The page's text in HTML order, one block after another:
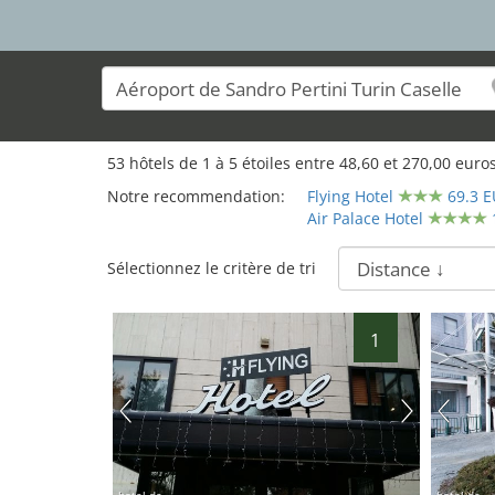
19
53 hôtels de 1 à 5 étoiles entre 48,60 et 270,00
Notre recommendation:
Flying Hotel
69.3
Air Palace Hotel
Sélectionnez le critère de tri
1